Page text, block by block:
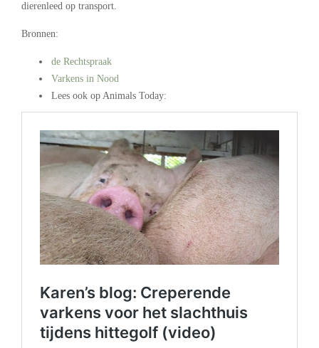
dierenleed op transport.
Bronnen:
de Rechtspraak
Varkens in Nood
Lees ook op Animals Today: